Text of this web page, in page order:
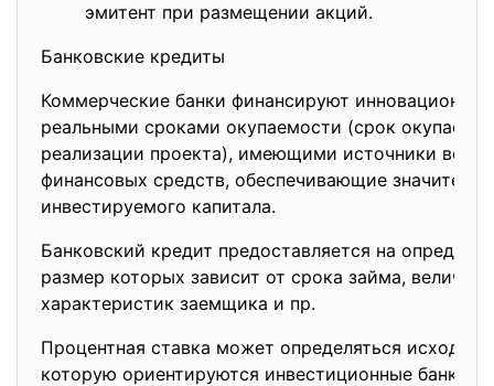
эмитент при размещении акций.
Банковские кредиты
Коммерческие банки финансируют
реальными сроками окупаемости (срок
реализации проекта), имеющими источники
финансовых средств, обеспечивающие
инвестируемого капитала.
Банковский кредит предоставляется на
размер которых зависит от срока займа,
характеристик заемщика и пр.
Процентная ставка может определяться исходя
которую ориентируются инвестиционные банки.